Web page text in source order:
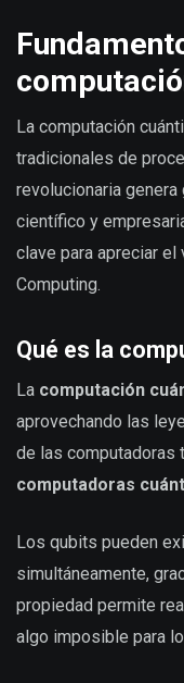
La computación
tradicionales de
revolucionaria
científico y
clave para apreciar
Computing.
Qué es la
La computación
aprovechando las
de las computadoras
computadoras
Los qubits pueden
simultáneamente,
propiedad permite
algo imposible para